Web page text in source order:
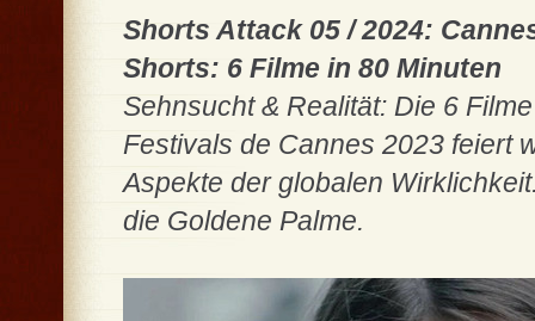
Shorts Attack 05 / 2024:
Shorts: 6 Filme in 80 Minuten
Sehnsucht & Realität: Die 6
Festivals de Cannes 2023 feiert
Aspekte der globalen
die Goldene Palme.